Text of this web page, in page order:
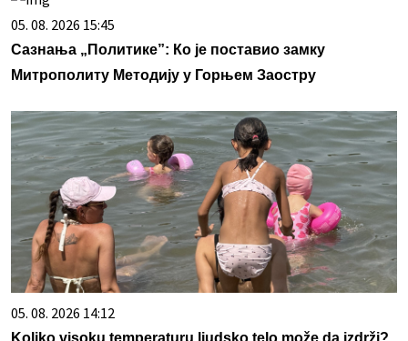
05. 08. 2026 15:45
Сазнања „Политике”: Ко је поставио замку
Митрополиту Методију у Горњем Заостру
05. 08. 2026 14:12